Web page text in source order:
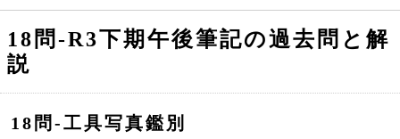
18問‐R3下期午後筆記の過去問と解
説
18問‐工具写真鑑別